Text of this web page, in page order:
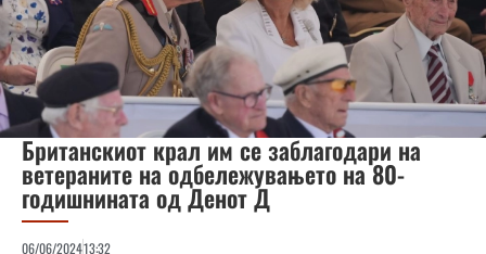
Британскиот крал им се заблагодари на
ветераните на одбележувањето на 80-
годишнината од Денот Д
06/06/202413:32